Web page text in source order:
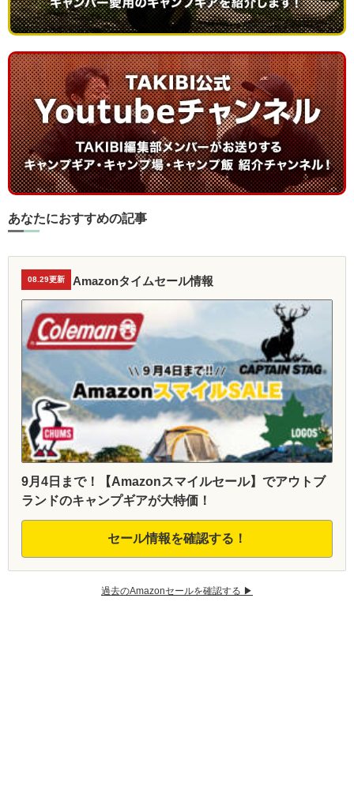
あなたにおすすめの記事
08.29更新 Amazonタイムセール情報
9月4日まで！【Amazonスマイルセール】でアウトブ
ランドのキャンプギアが大特価！
セール情報を確認する！
過去のAmazonセールを確認する ▶︎